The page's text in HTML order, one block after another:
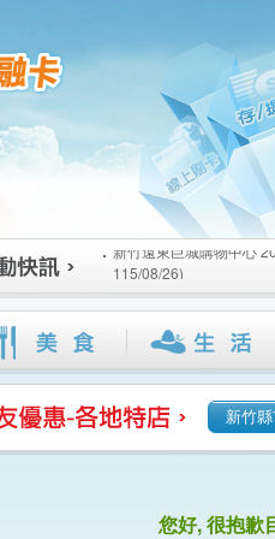
新竹遠東巨城購物中心
115/08/26)
臺北三創生活 有點東西
桃園大江國際購物中心
新竹遠東巨城購物中心
115/08/26)
臺北三創生活 有點東西
桃園大江國際購物中心
新竹
您好, 很抱歉